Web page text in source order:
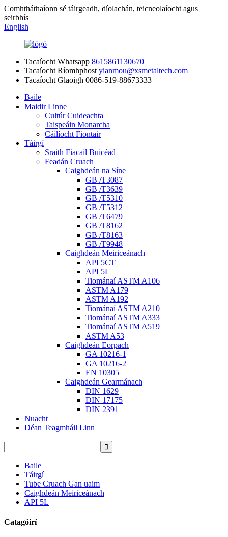
Comhtháthaíonn sé táirgeadh, díolachán, teicneolaíocht agus
seirbhís
English
Tacaíocht Whatsapp 8615861130670
Tacaíocht Ríomhphost yianmou@xsmetaltech.com
Tacaíocht Glaoigh 0086-519-88673333
Baile
Maidir Linne
Cultúr Cuideachta
Taispeáin Monarcha
Cáilíocht Fiontair
Táirgí
Sraith Fiacail Buicéad
Feadán Cruach
Caighdeán na Síne
GB /T3087
GB /T3639
GB /T5310
GB /T5312
GB /T6479
GB /T8162
GB /T8163
GB /T9948
Caighdeán Meiriceánach
API 5CT
API 5L
Tiománaí ASTM A106
ASTM A179
ASTM A192
Tiománaí ASTM A210
Tiománaí ASTM A333
Tiománaí ASTM A519
ASTM A53
Caighdeán Eorpach
GA 10216-1
GA 10216-2
EN 10305
Caighdeán Gearmánach
DIN 1629
DIN 17175
DIN 2391
Nuacht
Déan Teagmháil Linn
Baile
Táirgí
Tube Cruach Gan uaim
Caighdeán Meiriceánach
API 5L
Catagóirí